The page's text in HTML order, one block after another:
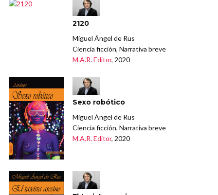
2120
Miguel Ángel de Rus
Ciencia ficción, Narrativa breve
M.A.R. Editor, 2020
Sexo robótico
Miguel Ángel de Rus
Ciencia ficción, Narrativa breve
M.A.R. Editor, 2020